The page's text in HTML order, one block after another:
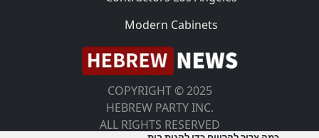
Modern Cabinets
COPYRIGHT © 2025
HEBREW PARTY INC.
ALL RIGHTS RESERVED